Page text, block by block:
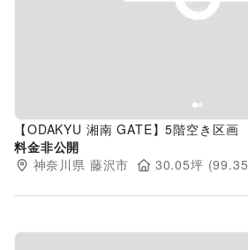
Previous slide
【ODAKYU 湘南 GATE】5階空き区画
料金非公開
神奈川県 藤沢市 30.05坪 (99.35